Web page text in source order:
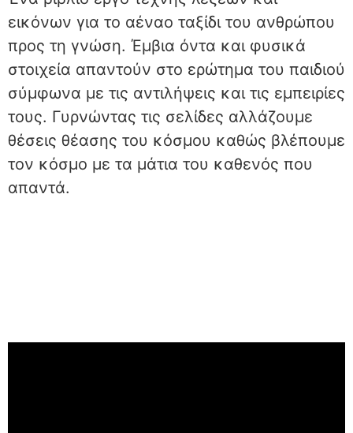
εικόνων για το αέναο ταξίδι του ανθρώπου
προς τη γνώση. Έμβια όντα και φυσικά
στοιχεία απαντούν στο ερώτημα του παιδιού
σύμφωνα με τις αντιλήψεις και τις εμπειρίες
τους. Γυρνώντας τις σελίδες αλλάζουμε
θέσεις θέασης του κόσμου καθώς βλέπουμε
τον κόσμο με τα μάτια του καθενός που
απαντά.